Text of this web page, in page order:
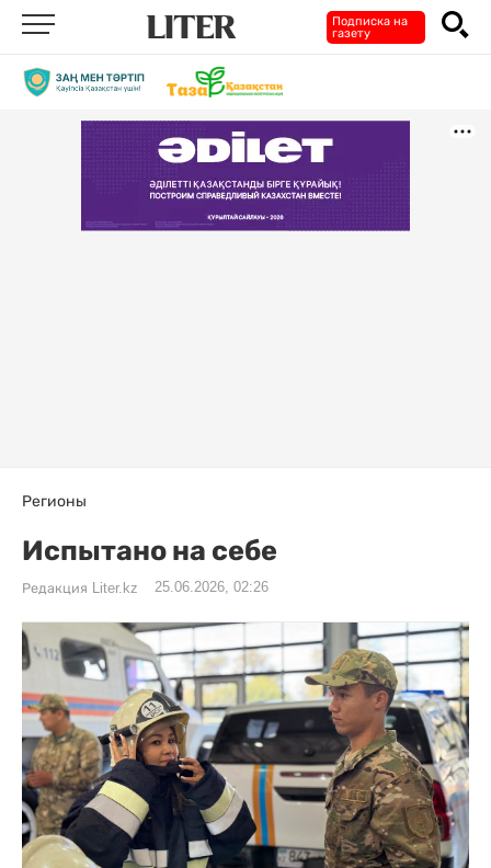
Подписка на
газету
Регионы
Испытано на себе
Редакция Liter.kz 25.06.2026, 02:26